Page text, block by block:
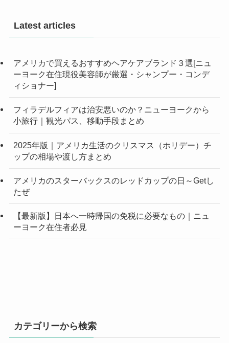
Latest articles
アメリカで買えるおすすめヘアケアブランド３選[ニュ
ーヨーク在住現役美容師が厳選・シャンプー・コンデ
ィショナー]
フィラデルフィアは治安悪いのか？ニューヨークから
小旅行｜観光パス、移動手段まとめ
2025年版｜アメリカ生活のクリスマス（ホリデー）チ
ップの相場や渡し方まとめ
アメリカのスターバックスのレッドカップの日～Getし
たぜ
【最新版】日本へ一時帰国の免税に必要なもの｜ニュ
ーヨーク在住者必見
カテゴリーから検索